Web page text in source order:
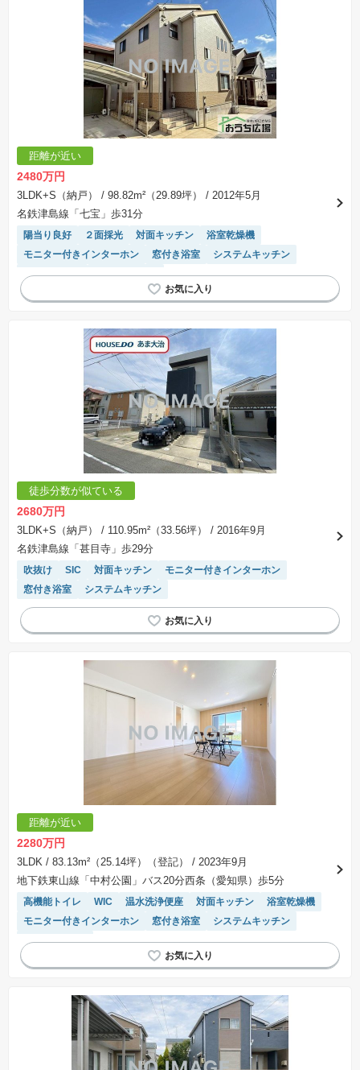
距離が近い
2480万円
3LDK+S（納戸） / 98.82m²（29.89坪）
/ 2012年5月
名鉄津島線「七宝」歩31分
陽当り良好 ２面採光 対面キッチン
浴室乾燥機
モニター付きインターホン
窓付き浴室
システムキッチン
閑静な住宅地
トイレ2個以上
徒歩分数が似ている
2680万円
3LDK+S（納戸） / 110.95m²（33.56坪）
/ 2016年9月
名鉄津島線「甚目寺」歩29分
吹抜け SIC 対面キッチン
モニター付きインターホン
窓付き浴室
システムキッチン
距離が近い
2280万円
3LDK / 83.13m²（25.14坪）（登記）
/ 2023年9月
地下鉄東山線「中村公園」バス20分西条（愛知県）歩5分
高機能トイレ WIC 温水洗浄便座 対面キッチン
浴室乾燥機
モニター付きインターホン
窓付き浴室
システムキッチン
トイレ2個以上